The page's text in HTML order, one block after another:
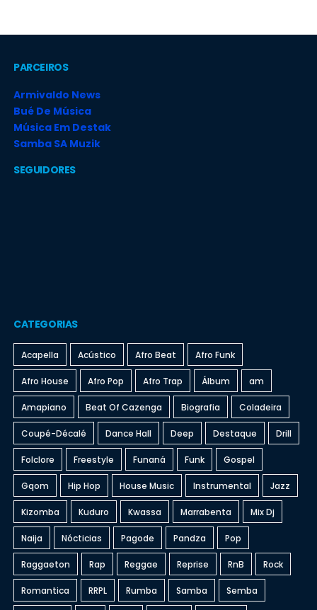
PARCEIROS
Armivaldo News
Bué De Música
Música Em Destak
Samba SA Muzik
SEGUIDORES
CATEGORIAS
Acapella Acústico Afro Beat Afro Funk
Afro House Afro Pop Afro Trap Álbum am
Amapiano Beat Of Cazenga Biografia Coladeira
Coupé-Décalé Dance Hall Deep Destaque Drill
Folclore Freestyle Funaná Funk Gospel
Gqom Hip Hop House Music Instrumental Jazz
Kizomba Kuduro Kwassa Marrabenta Mix Dj
Naija Nócticias Pagode Pandza Pop
Raggaeton Rap Reggae Reprise RnB Rock
Romantica RRPL Rumba Samba Semba